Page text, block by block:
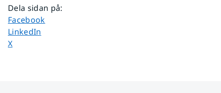
Dela sidan på:
Dela sidan på
Facebook
Dela sidan på
LinkedIn
Dela sidan på
X